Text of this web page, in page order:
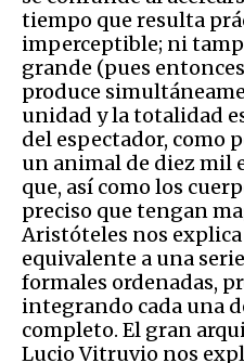
tiempo que resulta
imperceptible; ni
grande (pues
produce
unidad y la totalidad
del espectador, como
un animal de diez mil
que, así como los
preciso que tengan
Aristóteles nos explica
equivalente a una
formales ordenadas,
integrando cada una
completo. El gran
Lucio Vitruvio nos